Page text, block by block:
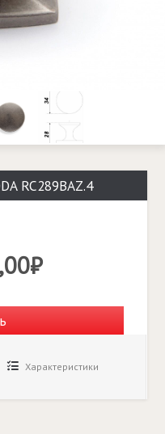
RC289BAZ.4
Характеристики